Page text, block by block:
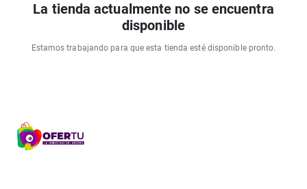
La tienda actualmente no se encuentra
disponible
Estamos trabajando para que esta tienda esté disponible pronto.